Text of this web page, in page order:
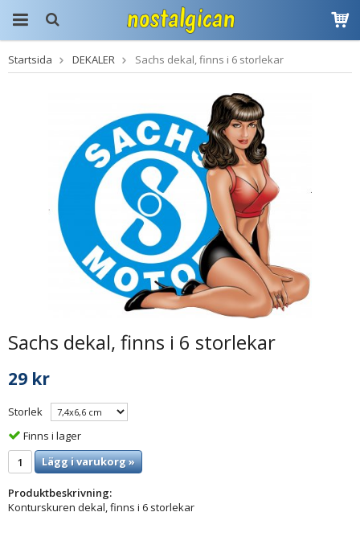
Produkten har blivit
tillagd i varukorgen
Startsida DEKALER Sachs dekal, finns i 6 storlekar
Sachs dekal, finns i 6 storlekar
29 kr
Storlek
Finns i lager
Lägg i varukorg »
Produktbeskrivning:
Konturskuren dekal, finns i 6 storlekar